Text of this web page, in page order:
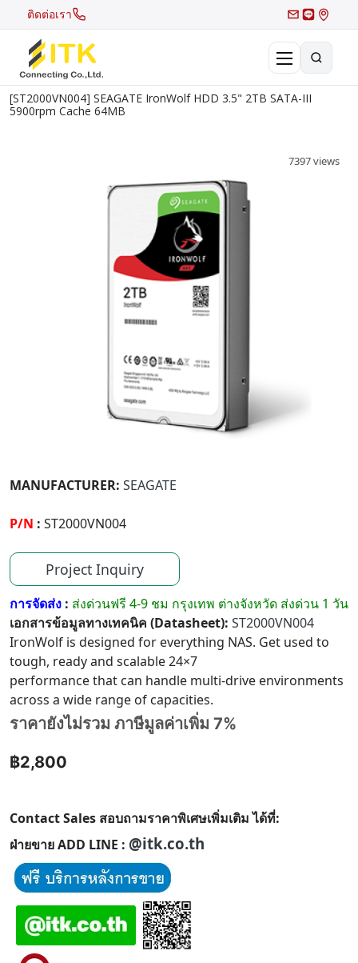
ติดต่อเรา
[ST2000VN004] SEAGATE IronWolf HDD 3.5" 2TB SATA-III
5900rpm Cache 64MB
7397 views
MANUFACTURER: SEAGATE
P/N : ST2000VN004
Project Inquiry
การจัดส่ง : ส่งด่วนฟรี 4-9 ชม กรุงเทพ ต่างจังหวัด ส่งด่วน 1 วัน
เอกสารข้อมูลทางเทคนิค (Datasheet): ST2000VN004
IronWolf is designed for everything NAS. Get used to
tough, ready and scalable 24×7
performance that can handle multi-drive environments
across a wide range of capacities.
ราคายังไม่รวม ภาษีมูลค่าเพิ่ม 7%
฿2,800
Contact Sales สอบถามราคาพิเศษเพิ่มเติม ได้ที่:
ฝ่ายขาย ADD LINE : @itk.co.th